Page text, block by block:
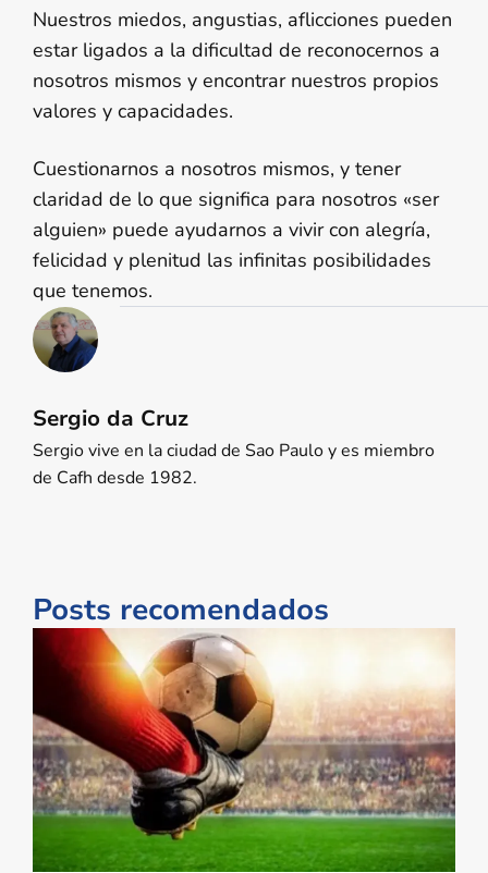
Nuestros miedos, angustias, aflicciones pueden
estar ligados a la dificultad de reconocernos a
nosotros mismos y encontrar nuestros propios
valores y capacidades.
Cuestionarnos a nosotros mismos, y tener
claridad de lo que significa para nosotros «ser
alguien» puede ayudarnos a vivir con alegría,
felicidad y plenitud las infinitas posibilidades
que tenemos.
Sergio da Cruz
Sergio vive en la ciudad de Sao Paulo y es miembro
de Cafh desde 1982.
Posts recomendados